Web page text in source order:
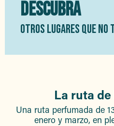
DESCUBRA
OTROS LUGARES QUE NO
La ruta
Una ruta perfumada de
enero y marzo, en